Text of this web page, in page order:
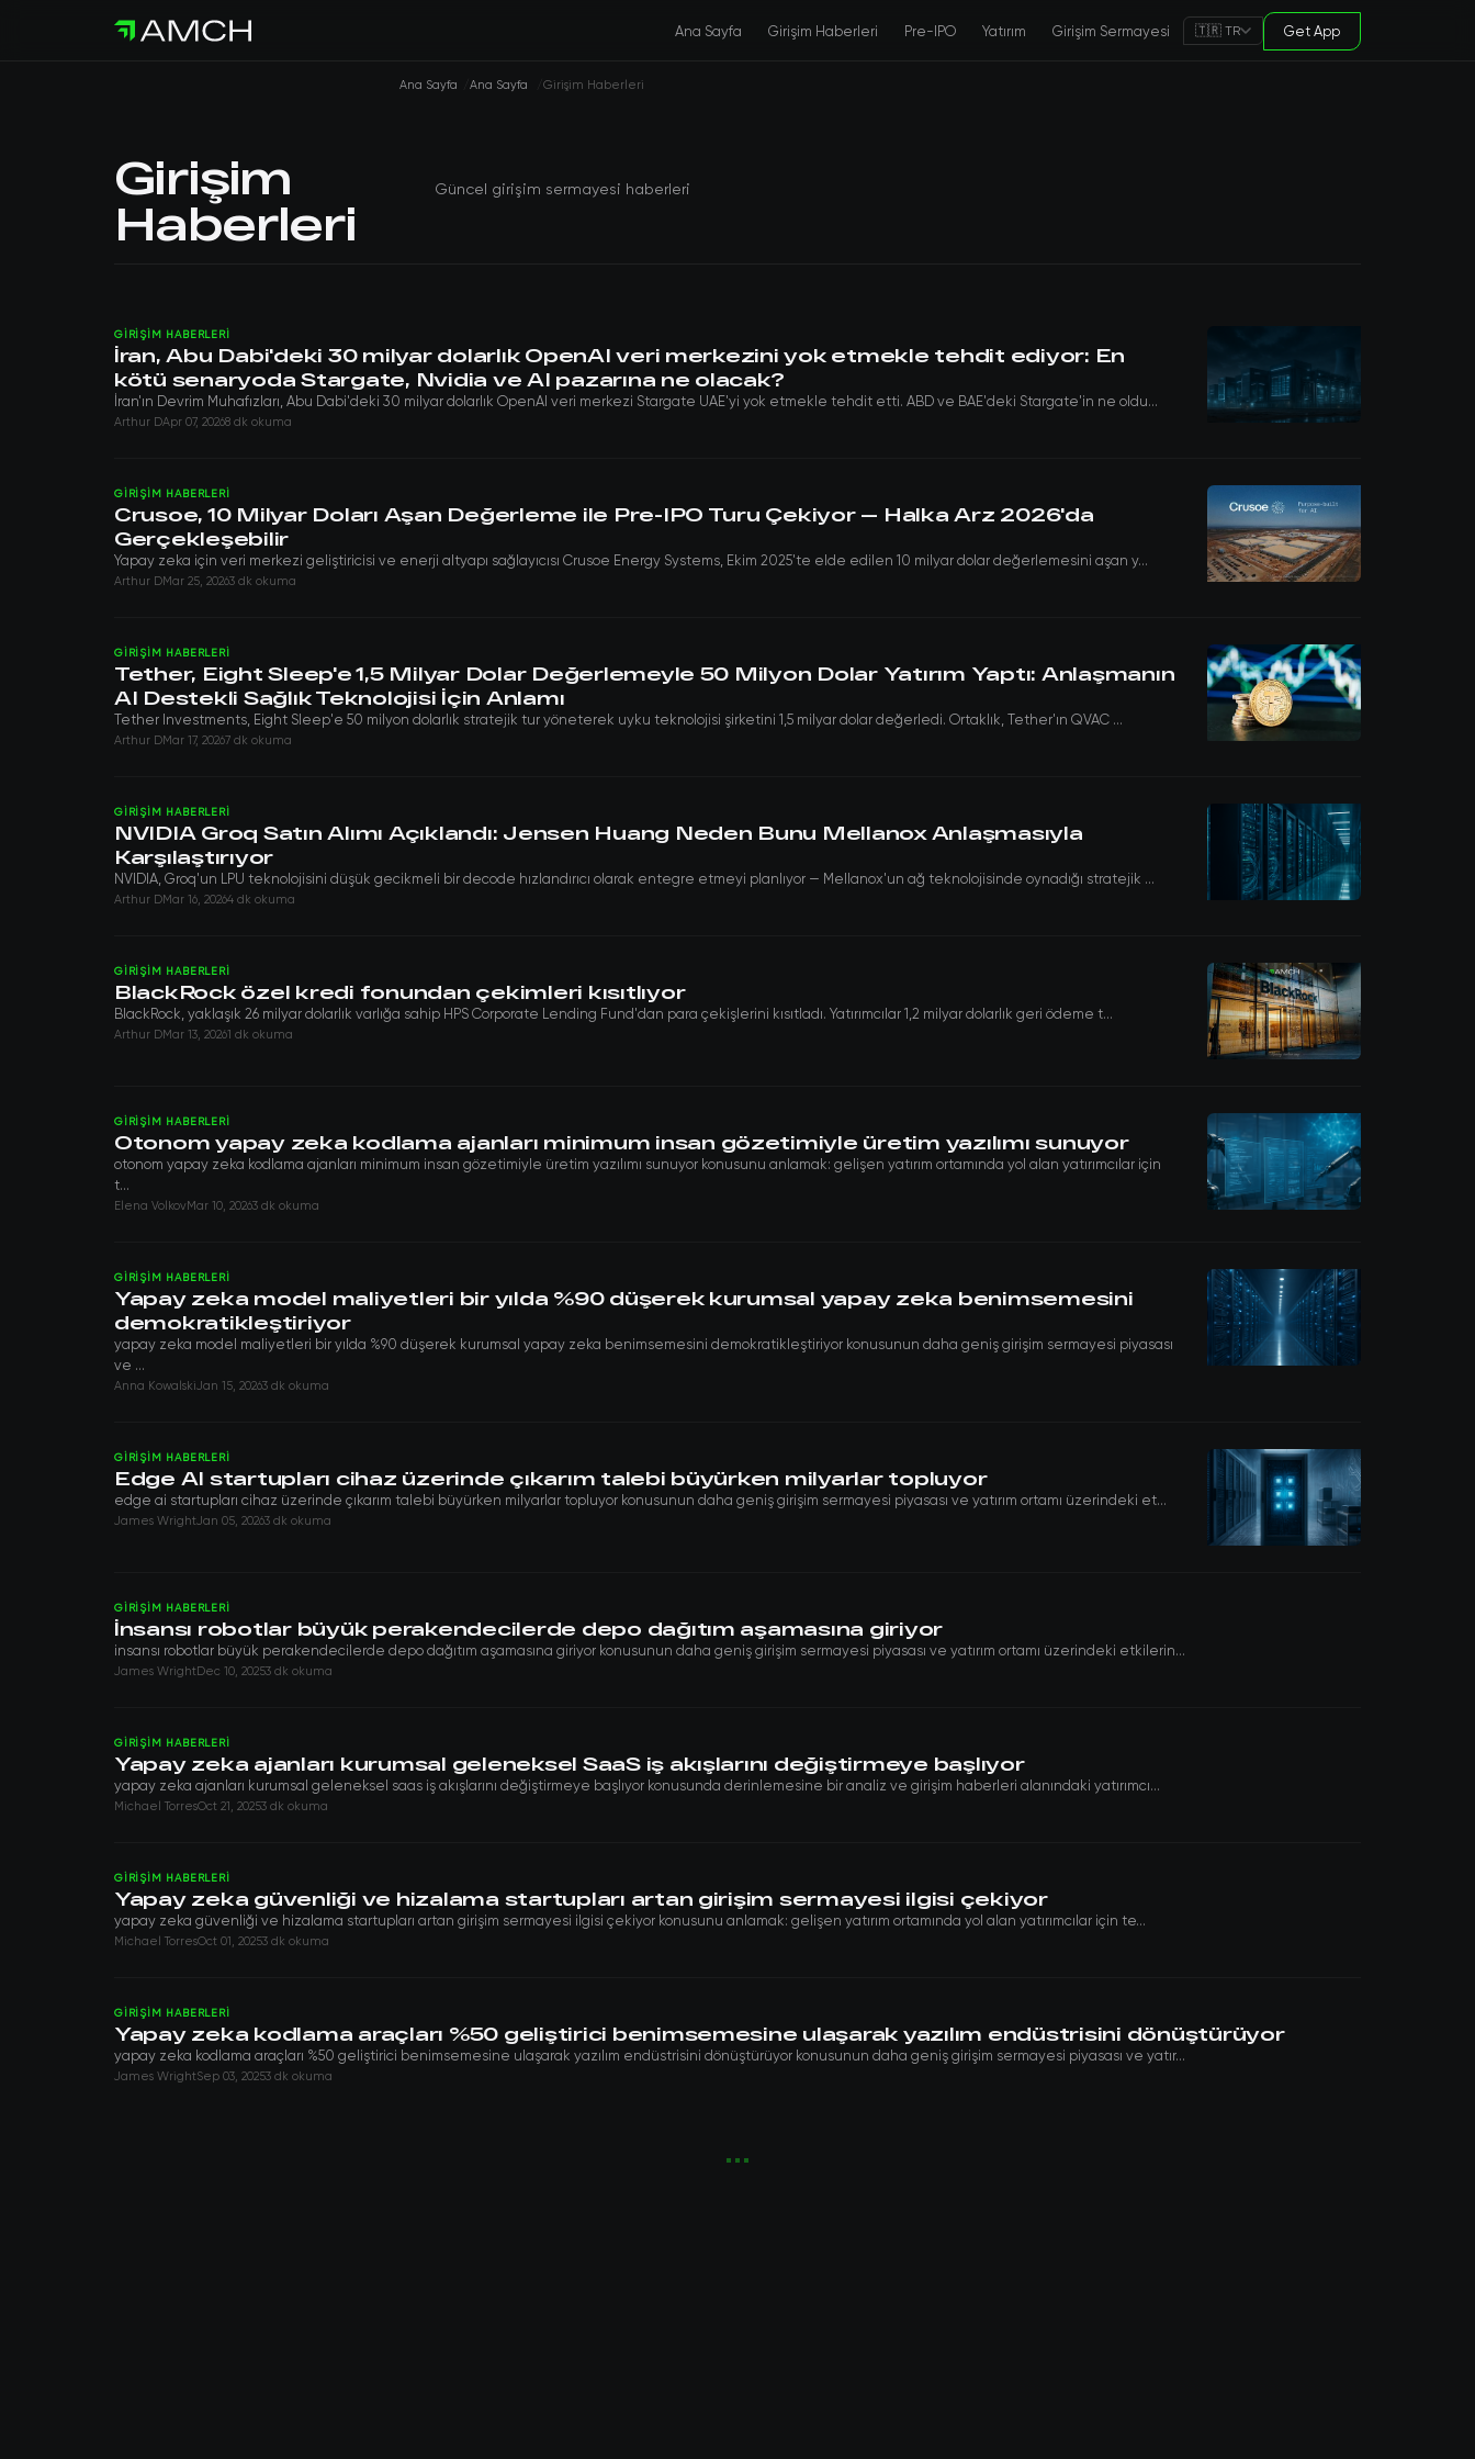
Ana Sayfa Girişim Haberleri Pre-IPO Yatırım Girişim Sermayesi 🇹🇷 TR Get App
Ana Sayfa Ana Sayfa Girişim Haberleri
Girişim
Haberleri
Güncel girişim sermayesi haberleri
GIRIŞIM HABERLERI
İran, Abu Dabi'deki 30 milyar dolarlık OpenAI veri merkezini yok etmekle tehdit ediyor: En
kötü senaryoda Stargate, Nvidia ve AI pazarına ne olacak?
İran'ın Devrim Muhafızları, Abu Dabi'deki 30 milyar dolarlık OpenAI veri merkezi Stargate UAE'yi yok etmekle tehdit etti. ABD ve BAE'deki Stargate'in ne oldu...
Arthur DApr 07, 20268 dk okuma
GIRIŞIM HABERLERI
Crusoe, 10 Milyar Doları Aşan Değerleme ile Pre-IPO Turu Çekiyor — Halka Arz 2026'da
Gerçekleşebilir
Yapay zeka için veri merkezi geliştiricisi ve enerji altyapı sağlayıcısı Crusoe Energy Systems, Ekim 2025'te elde edilen 10 milyar dolar değerlemesini aşan y...
Arthur DMar 25, 20263 dk okuma
GIRIŞIM HABERLERI
Tether, Eight Sleep'e 1,5 Milyar Dolar Değerlemeyle 50 Milyon Dolar Yatırım Yaptı: Anlaşmanın
AI Destekli Sağlık Teknolojisi İçin Anlamı
Tether Investments, Eight Sleep'e 50 milyon dolarlık stratejik tur yöneterek uyku teknolojisi şirketini 1,5 milyar dolar değerledi. Ortaklık, Tether'ın QVAC ...
Arthur DMar 17, 20267 dk okuma
GIRIŞIM HABERLERI
NVIDIA Groq Satın Alımı Açıklandı: Jensen Huang Neden Bunu Mellanox Anlaşmasıyla
Karşılaştırıyor
NVIDIA, Groq'un LPU teknolojisini düşük gecikmeli bir decode hızlandırıcı olarak entegre etmeyi planlıyor — Mellanox'un ağ teknolojisinde oynadığı stratejik ...
Arthur DMar 16, 20264 dk okuma
GIRIŞIM HABERLERI
BlackRock özel kredi fonundan çekimleri kısıtlıyor
BlackRock, yaklaşık 26 milyar dolarlık varlığa sahip HPS Corporate Lending Fund'dan para çekişlerini kısıtladı. Yatırımcılar 1,2 milyar dolarlık geri ödeme t...
Arthur DMar 13, 20261 dk okuma
GIRIŞIM HABERLERI
Otonom yapay zeka kodlama ajanları minimum insan gözetimiyle üretim yazılımı sunuyor
otonom yapay zeka kodlama ajanları minimum insan gözetimiyle üretim yazılımı sunuyor konusunu anlamak: gelişen yatırım ortamında yol alan yatırımcılar için
t...
Elena VolkovMar 10, 20263 dk okuma
GIRIŞIM HABERLERI
Yapay zeka model maliyetleri bir yılda %90 düşerek kurumsal yapay zeka benimsemesini
demokratikleştiriyor
yapay zeka model maliyetleri bir yılda %90 düşerek kurumsal yapay zeka benimsemesini demokratikleştiriyor konusunun daha geniş girişim sermayesi piyasası
ve ...
Anna KowalskiJan 15, 20263 dk okuma
GIRIŞIM HABERLERI
Edge AI startupları cihaz üzerinde çıkarım talebi büyürken milyarlar topluyor
edge ai startupları cihaz üzerinde çıkarım talebi büyürken milyarlar topluyor konusunun daha geniş girişim sermayesi piyasası ve yatırım ortamı üzerindeki et...
James WrightJan 05, 20263 dk okuma
GIRIŞIM HABERLERI
İnsansı robotlar büyük perakendecilerde depo dağıtım aşamasına giriyor
insansı robotlar büyük perakendecilerde depo dağıtım aşamasına giriyor konusunun daha geniş girişim sermayesi piyasası ve yatırım ortamı üzerindeki etkilerin...
James WrightDec 10, 20253 dk okuma
GIRIŞIM HABERLERI
Yapay zeka ajanları kurumsal geleneksel SaaS iş akışlarını değiştirmeye başlıyor
yapay zeka ajanları kurumsal geleneksel saas iş akışlarını değiştirmeye başlıyor konusunda derinlemesine bir analiz ve girişim haberleri alanındaki yatırımcı...
Michael TorresOct 21, 20253 dk okuma
GIRIŞIM HABERLERI
Yapay zeka güvenliği ve hizalama startupları artan girişim sermayesi ilgisi çekiyor
yapay zeka güvenliği ve hizalama startupları artan girişim sermayesi ilgisi çekiyor konusunu anlamak: gelişen yatırım ortamında yol alan yatırımcılar için te...
Michael TorresOct 01, 20253 dk okuma
GIRIŞIM HABERLERI
Yapay zeka kodlama araçları %50 geliştirici benimsemesine ulaşarak yazılım endüstrisini dönüştürüyor
yapay zeka kodlama araçları %50 geliştirici benimsemesine ulaşarak yazılım endüstrisini dönüştürüyor konusunun daha geniş girişim sermayesi piyasası ve yatır...
James WrightSep 03, 20253 dk okuma